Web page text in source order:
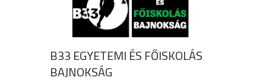
B33 EGYETEMI ÉS FŐISKOLÁS
BAJNOKSÁG